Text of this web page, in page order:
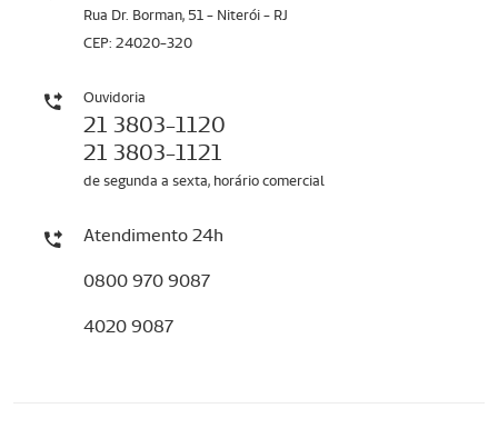
Rua Dr. Borman, 51 - Niterói - RJ
CEP: 24020-320
Ouvidoria
21 3803-1120
21 3803-1121
de segunda a sexta, horário comercial
Atendimento 24h
0800 970 9087
4020 9087